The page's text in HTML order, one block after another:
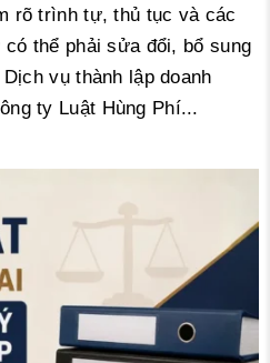
rõ trình tự, thủ tục và các
thể phải sửa đổi, bổ sung
vụ thành lập doanh
ty Luật Hùng Phí...